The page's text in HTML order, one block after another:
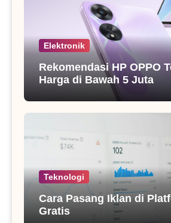
Elektronik
Rekomendasi HP OPPO
Harga di Bawah 5 Juta
Teknologi
Cara Pasang Iklan di
Gratis